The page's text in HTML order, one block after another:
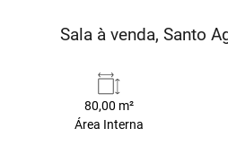
Sala à venda, Santo
80,00 m²
Área Interna